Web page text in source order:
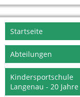
Navigation
überspringen
Startseite
Abteilungen
Kindersportschule
Langenau - 20 Jahre